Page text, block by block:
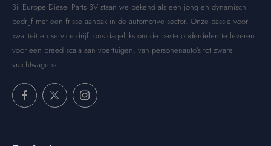
Bij Europe Diesel Parts BV staan we bekend als een jong en dynamisch
bedrijf met een frisse aanpak in de automotive sector. Onze passie voor
kwaliteit en service drijft ons dagelijks om de beste onderdelen te leveren
voor een breed scala aan voertuigen, van personenauto’s tot zware
vrachtwagens.